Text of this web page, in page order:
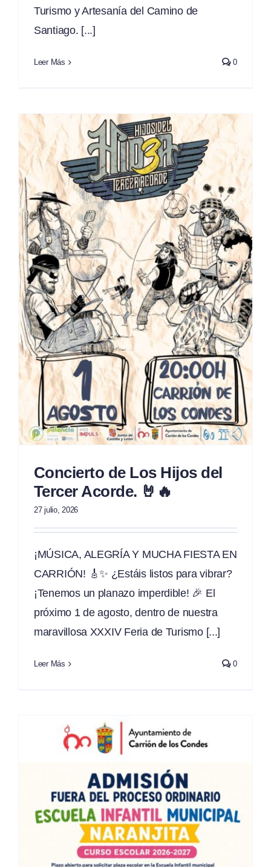
Turismo y Artesanía del Camino de
Santiago. [...]
Leer Más 0
Concierto de Los Hijos del
Tercer Acorde. 🤘🔥
27 julio, 2026
¡MÚSICA, ALEGRÍA Y MUCHA FIESTA EN
CARRIÓN! 🎸✨ ¿Estáis listos para vibrar?
¡Tenemos un planazo imperdible! 🎉 El
próximo 1 de agosto, dentro de nuestra
maravillosa XXXIV Feria de Turismo [...]
Leer Más 0